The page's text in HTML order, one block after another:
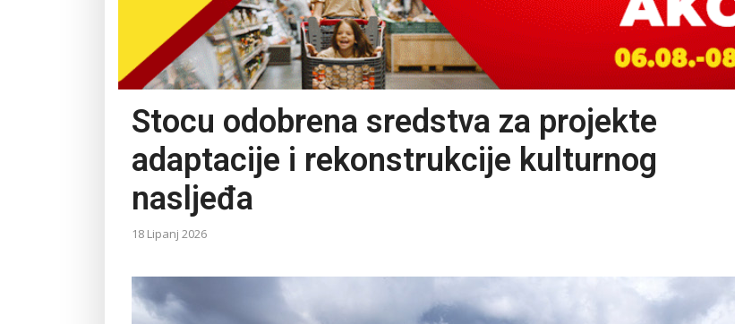
Stocu odobrena sredstva za projekte
adaptacije i rekonstrukcije kulturnog
nasljeđa
18 Lipanj 2026